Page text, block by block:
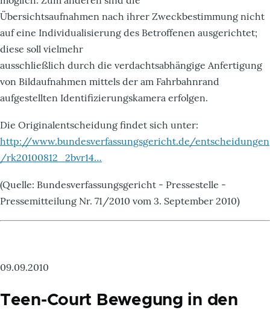
Übersichtsaufnahmen nach ihrer Zweckbestimmung nicht
auf eine Individualisierung des Betroffenen ausgerichtet;
diese soll vielmehr
ausschließlich durch die verdachtsabhängige Anfertigung
von Bildaufnahmen mittels der am Fahrbahnrand
aufgestellten Identifizierungskamera erfolgen.
Die Originalentscheidung findet sich unter:
http://www.bundesverfassungsgericht.de/entscheidungen
/rk20100812_2bvr14…
(Quelle: Bundesverfassungsgericht - Pressestelle -
Pressemitteilung Nr. 71/2010 vom 3. September 2010)
09.09.2010
Teen-Court Bewegung in den